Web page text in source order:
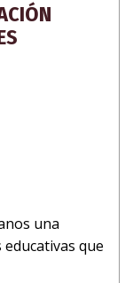
una
que